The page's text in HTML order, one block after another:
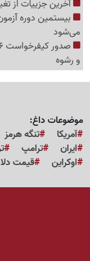
آخرین جزییات از
بیستمین دوره
می‌شود
و رشوه
موضوعات داغ:
آمریکا
تنگه هرمز
ایران
ترامپ
اوکراین
قیمت